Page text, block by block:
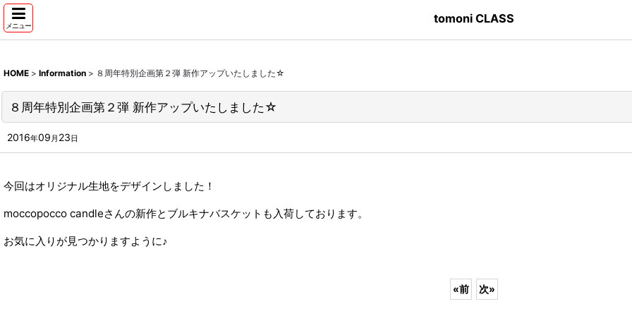
メニュー
tomoni CLASS
HOME > Information > ８周年特別企画第２弾 新作アップいたしました☆
８周年特別企画第２弾 新作アップいたしました☆
2016年09 月 23日
今回はオリジナル生地をデザインしました！
moccopocco candleさんの新作とブルキナバスケットも入荷しております。
お気に入りが見つかりますように♪
«前 次»